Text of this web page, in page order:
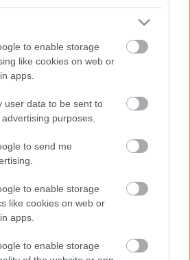
to enable storage
like cookies on web or
apps.
user data to be sent to
purposes.
to send me
to enable storage
like cookies on web or
apps.
to enable storage
közbiztonság kerítés menekültek
mit várnak? [470.]
lesz a bulinegyedben [456.]